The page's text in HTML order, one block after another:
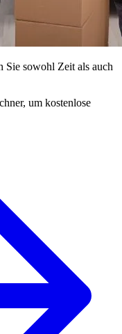
Sie sowohl Zeit als auch
um kostenlose